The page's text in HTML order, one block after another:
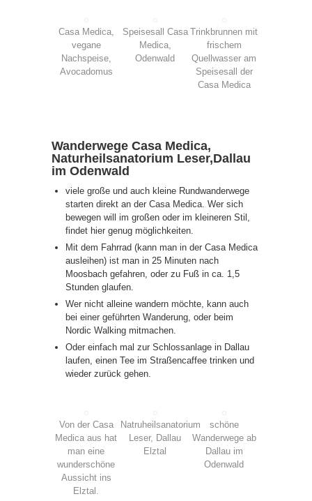
Casa Medica,
vegane
Nachspeise,
Avocadomus
Speisesall Casa
Medica,
Odenwald
Trinkbrunnen mit
frischem
Quellwasser am
Speisesall der
Casa Medica
Wanderwege Casa Medica,
Naturheilsanatorium Leser,Dallau
im Odenwald
viele große und auch kleine Rundwanderwege
starten direkt an der Casa Medica. Wer sich
bewegen will im großen oder im kleineren Stil,
findet hier genug möglichkeiten.
Mit dem Fahrrad (kann man in der Casa Medica
ausleihen) ist man in 25 Minuten nach
Moosbach gefahren, oder zu Fuß in ca. 1,5
Stunden glaufen.
Wer nicht alleine wandern möchte, kann auch
bei einer geführten Wanderung, oder beim
Nordic Walking mitmachen.
Oder einfach mal zur Schlossanlage in Dallau
laufen, einen Tee im Straßencaffee trinken und
wieder zurück gehen.
Von der Casa
Medica aus hat
man eine
wunderschöne
Aussicht ins
Elztal.
Natruheilsanatorium
Leser, Dallau
Elztal
schöne
Wanderwege ab
Dallau im
Odenwald